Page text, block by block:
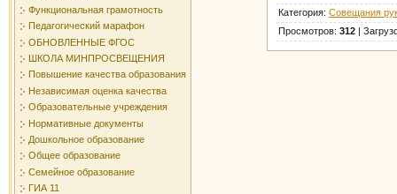
Функциональная грамотность
Педагогический марафон
ОБНОВЛЕННЫЕ ФГОС
ШКОЛА МИНПРОСВЕЩЕНИЯ
Повышение качества образования
Независимая оценка качества
Образовательные учреждения
Нормативные документы
Дошкольное образование
Общее образование
Семейное образование
ГИА 11
Категория: Совещания
Просмотров: 312 |